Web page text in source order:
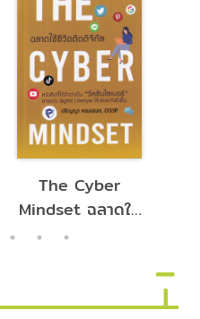
The Cyber
Mindset ฉลาดใช้
ชีวิตติดดิจิทัล